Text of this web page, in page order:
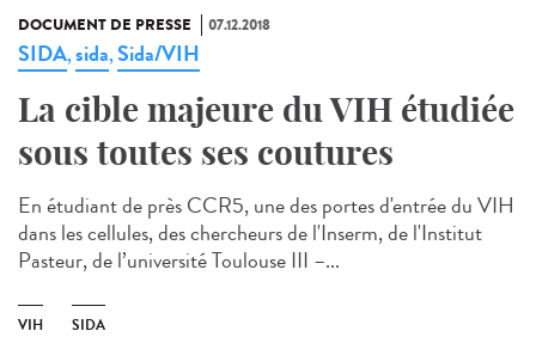
DOCUMENT DE PRESSE 07.12.2018
SIDA,sida,Sida/VIH
La cible majeure du VIH étudiée
sous toutes ses coutures
En étudiant de près CCR5, une des portes d'entrée du VIH
dans les cellules, des chercheurs de l'Inserm, de l'Institut
Pasteur, de l’université Toulouse III –...
VIH SIDA